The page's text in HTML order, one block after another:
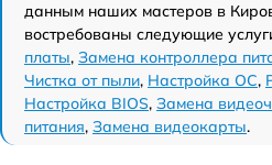
данным наших мастеров в
востребованы следующие
платы, Замена контроллера
Чистка от пыли, Настройка ОС,
Настройка BIOS, Замена
питания, Замена видеокарты.